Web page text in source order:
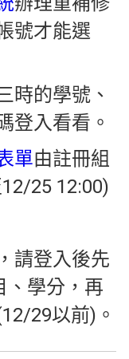
號才能選
時的學號、
登入看看。
單由註冊組
25 12:00)
請登入後先
、學分，再
29以前)。